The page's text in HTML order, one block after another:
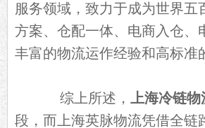
服务领域，致力于成为世界
方案、仓配一体、电商入仓、
丰富的物流运作经验和高标准
综上所述， 上海冷链物
段，而上海英脉物流凭借全链